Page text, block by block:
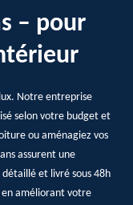
– pour
Notre entreprise
selon votre budget et
ou aménagiez vos
assurent une
et livré sous 48h
améliorant votre